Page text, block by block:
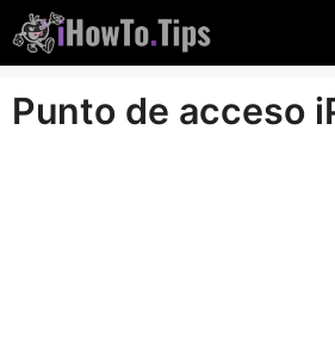
Saltar
al
contenido
Punto de acceso